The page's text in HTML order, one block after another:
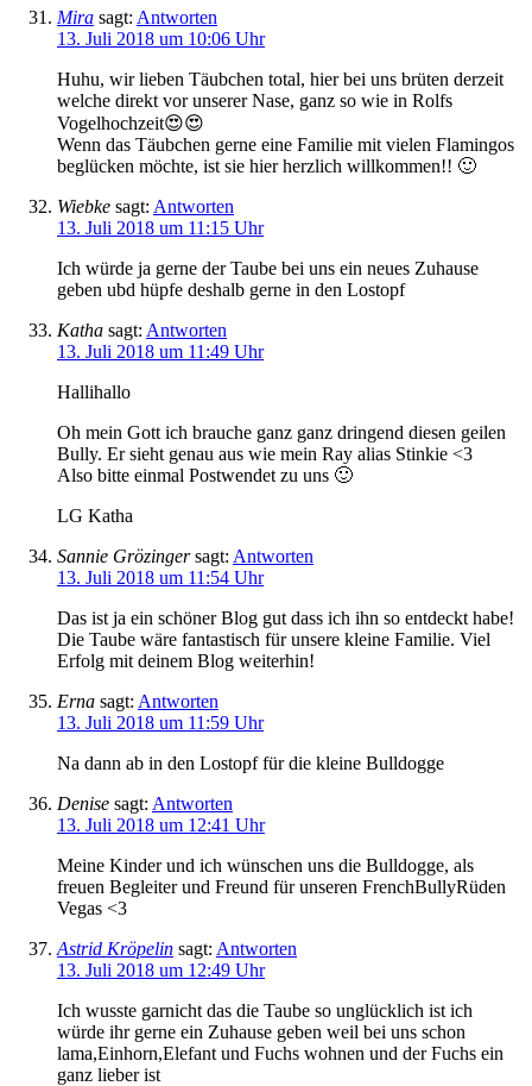
Mira sagt: Antworten
13. Juli 2018 um 10:06 Uhr
Huhu, wir lieben Täubchen total, hier bei uns brüten derzeit
welche direkt vor unserer Nase, ganz so wie in Rolfs
Vogelhochzeit😍😍
Wenn das Täubchen gerne eine Familie mit vielen Flamingos
beglücken möchte, ist sie hier herzlich willkommen!! 🙂
Wiebke sagt: Antworten
13. Juli 2018 um 11:15 Uhr
Ich würde ja gerne der Taube bei uns ein neues Zuhause
geben ubd hüpfe deshalb gerne in den Lostopf
Katha sagt: Antworten
13. Juli 2018 um 11:49 Uhr
Hallihallo
Oh mein Gott ich brauche ganz ganz dringend diesen geilen
Bully. Er sieht genau aus wie mein Ray alias Stinkie <3
Also bitte einmal Postwendet zu uns 🙂
LG Katha
Sannie Grözinger sagt: Antworten
13. Juli 2018 um 11:54 Uhr
Das ist ja ein schöner Blog gut dass ich ihn so entdeckt habe!
Die Taube wäre fantastisch für unsere kleine Familie. Viel
Erfolg mit deinem Blog weiterhin!
Erna sagt: Antworten
13. Juli 2018 um 11:59 Uhr
Na dann ab in den Lostopf für die kleine Bulldogge
Denise sagt: Antworten
13. Juli 2018 um 12:41 Uhr
Meine Kinder und ich wünschen uns die Bulldogge, als
freuen Begleiter und Freund für unseren FrenchBullyRüden
Vegas <3
Astrid Kröpelin sagt: Antworten
13. Juli 2018 um 12:49 Uhr
Ich wusste garnicht das die Taube so unglücklich ist ich
würde ihr gerne ein Zuhause geben weil bei uns schon
lama,Einhorn,Elefant und Fuchs wohnen und der Fuchs ein
ganz lieber ist